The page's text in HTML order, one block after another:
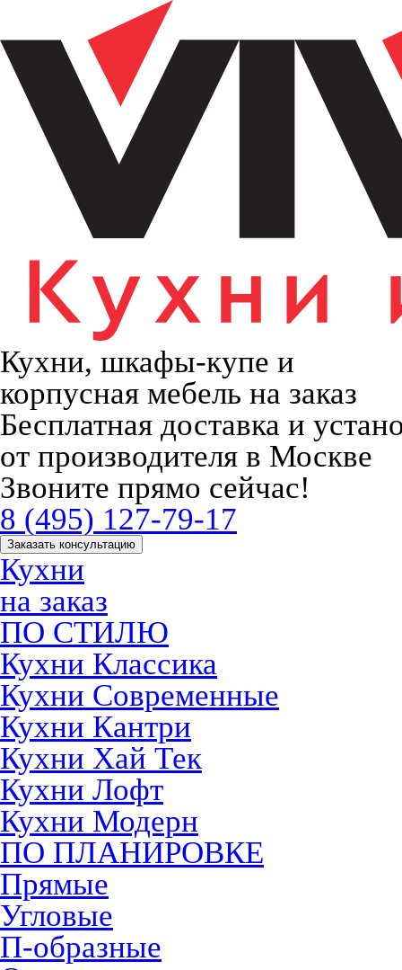
Кухни, шкафы-купе и
корпусная мебель на заказ
Бесплатная доставка и
от производителя в Москве
Звоните прямо сейчас!
8 (495) 127-79-17
Заказать консультацию
Кухни
на заказ
ПО СТИЛЮ
Кухни Классика
Кухни Современные
Кухни Кантри
Кухни Хай Тек
Кухни Лофт
Кухни Модерн
ПО ПЛАНИРОВКЕ
Прямые
Угловые
П-образные